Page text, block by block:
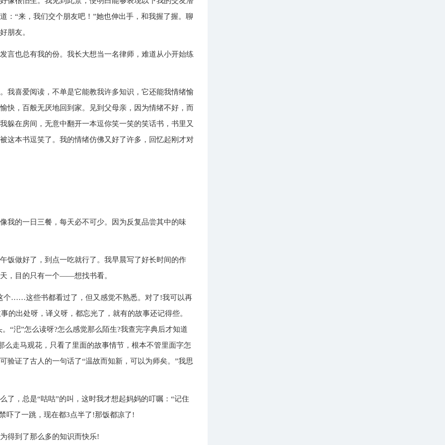
：“来，我们交个朋友吧！”她也伸出手，和我握了握。聊
朋友。
言也总有我的份。我长大想当一名律师，难道从小开始练
我喜爱阅读，不单是它能教我许多知识，它还能我情绪愉
快，百般无厌地回到家。见到父母亲，因为情绪不好，而
躲在房间，无意中翻开一本逗你笑一笑的笑话书，书里又
这本书逗笑了。我的情绪仿佛又好了许多，回忆起刚才对
我的一日三餐，每天必不可少。因为反复品尝其中的味
饭做好了，到点一吃就行了。我早晨写了好长时间的作
，目的只有一个——想找书看。
个……这些书都看过了，但又感觉不熟悉。对了!我可以再
的出处呀，译义呀，都忘光了，就有的故事还记得些。
“汜”怎么读呀?怎么感觉那么陌生?我查完字典后才知道
么走马观花，只看了里面的故事情节，根本不管里面字怎
验证了古人的一句话了“温故而知新，可以为师矣。”我思
了，总是“咕咕”的叫，这时我才想起妈妈的叮嘱：“记住
吓了一跳，现在都3点半了!那饭都凉了!
得到了那么多的知识而快乐!